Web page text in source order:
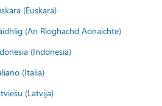
(Euskara)
(An Rìoghachd Aonaichte)
(Indonesia)
(Italia)
(Latvija)